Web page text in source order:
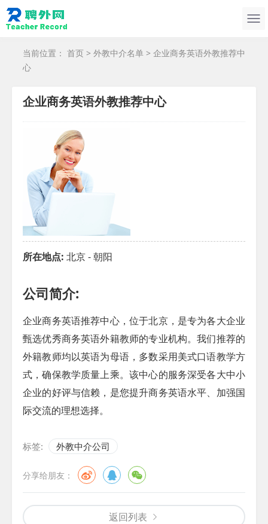
当前位置： 首页 > 外教中介名单 > 企业商务英语外教推荐中
心
企业商务英语外教推荐中心
所在地点: 北京 - 朝阳
公司简介:
企业商务英语推荐中心，位于北京，是专为各大企业
甄选优秀商务英语外籍教师的专业机构。我们推荐的
外籍教师均以英语为母语，多数采用美式口语教学方
式，确保教学质量上乘。该中心的服务深受各大中小
企业的好评与信赖，是您提升商务英语水平、加强国
际交流的理想选择。
标签: 外教中介公司
分享给朋友：
返回列表